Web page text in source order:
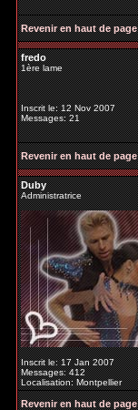
Revenir en haut de page
fredo
1ère lame
Inscrit le: 12 Nov 2007
Messages: 21
Revenir en haut de page
Duby
Administratrice
Inscrit le: 17 Jan 2007
Messages: 412
Localisation: Montpellier
Revenir en haut de page